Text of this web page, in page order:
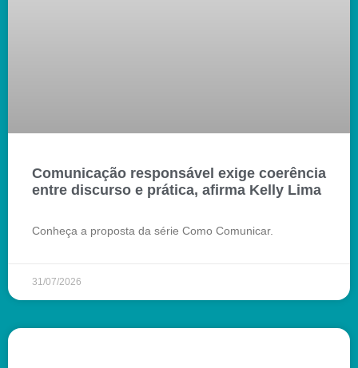
Comunicação responsável exige coerência
entre discurso e prática, afirma Kelly Lima
Conheça a proposta da série Como Comunicar.
31/07/2026